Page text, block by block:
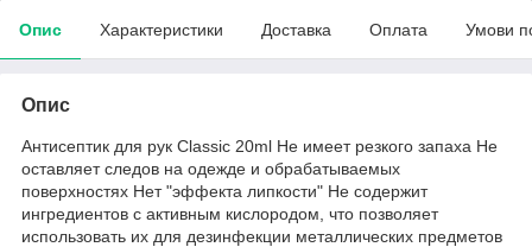
Опис Характеристики Доставка Оплата Умови
Опис
Антисептик для рук Classic 20ml Не имеет резкого запаха Не
оставляет следов на одежде и обрабатываемых
поверхностях Нет "эффекта липкости" Не содержит
ингредиентов с активным кислородом, что позволяет
использовать их для дезинфекции металлических предметов